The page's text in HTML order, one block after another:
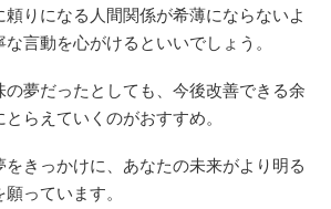
頼りになる人間関係が希薄にならないよ
言動を心がけるといいでしょう。
夢だったとしても、今後改善できる余
らえていくのがおすすめ。
きっかけに、あなたの未来がより明る
っています。